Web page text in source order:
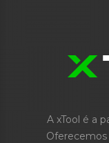
A xTool é a
Oferecemos